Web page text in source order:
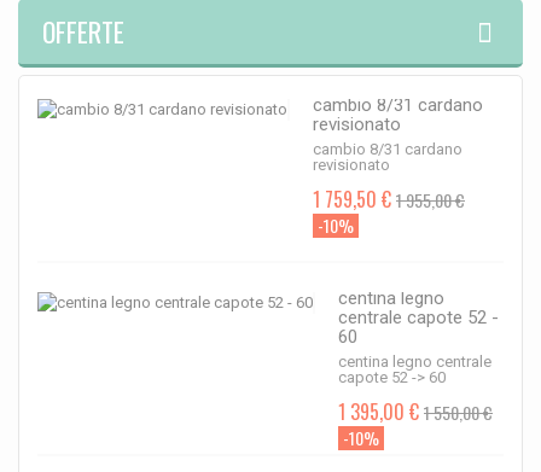
OFFERTE
cambio 8/31 cardano
revisionato
cambio 8/31 cardano
revisionato
1 759,50 €1 955,00 €
-10%
centina legno
centrale capote 52 -
60
centina legno centrale
capote 52 -> 60
1 395,00 €1 550,00 €
-10%